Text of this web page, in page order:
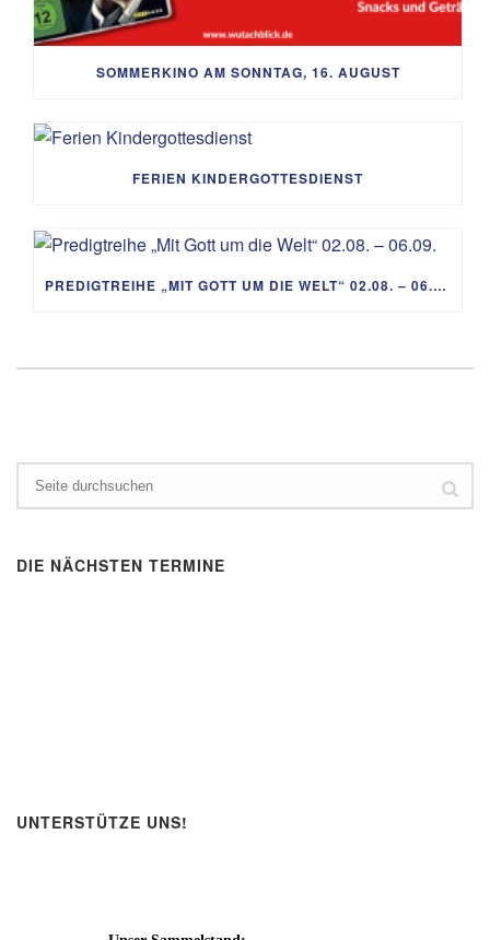
SOMMERKINO AM SONNTAG, 16. AUGUST
FERIEN KINDERGOTTESDIENST
PREDIGTREIHE „MIT GOTT UM DIE WELT“ 02.08. – 06.09.
DIE NÄCHSTEN TERMINE
UNTERSTÜTZE UNS!